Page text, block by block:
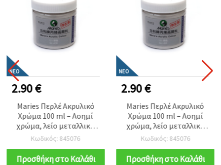
ΝΈΟ
2.90 €
Maries Περλέ Ακρυλικό
Χρώμα 100 ml – Ασημί
χρώμα, λείο μεταλλικό
εφέ για διακοσμητική
τέχνη, χειροτεχνίες & DIY
κατασκευές
Κωδικός: 845076
Προσθήκη στο Καλάθι
ΝΈΟ
2.90 €
Maries Περλέ Ακρυλικό
Χρώμα 100 ml – Ασημί
χρώμα, λείο μεταλλικό
εφέ για διακοσμητική
τέχνη, χειροτεχνίες & DIY
κατασκευές
Κωδικός: 845076
Προσθήκη στο Καλάθι